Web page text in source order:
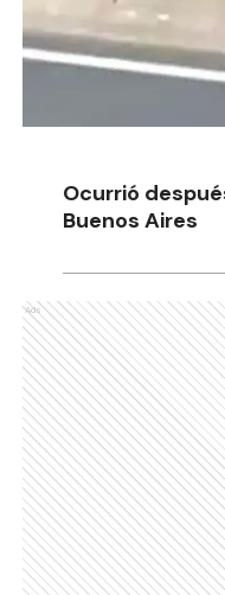
Ocurrió
Buenos Aires
Ads